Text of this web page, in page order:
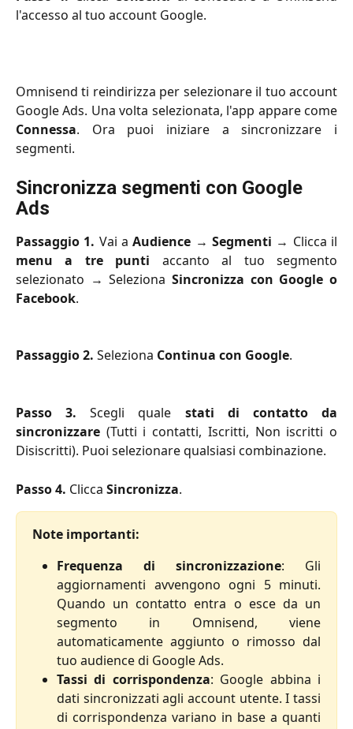
l'accesso al tuo account Google.
Omnisend ti reindirizza per selezionare il tuo account
Google Ads. Una volta selezionata, l'app appare come
Connessa. Ora puoi iniziare a sincronizzare i
segmenti.
Sincronizza segmenti con Google
Ads
Passaggio 1. Vai aAudience →Segmenti → Clicca il
menu a tre punti accanto al tuo segmento
selezionato → Seleziona Sincronizza con Google o
Facebook.
Passaggio 2. Seleziona Continua con Google.
Passo 3. Scegli quale stati di contatto da
sincronizzare (Tutti i contatti, Iscritti, Non iscritti o
Disiscritti). Puoi selezionare qualsiasi combinazione.
Passo 4. Clicca Sincronizza.
Note importanti:
Frequenza di sincronizzazione: Gli
aggiornamenti avvengono ogni 5 minuti.
Quando un contatto entra o esce da un
segmento in Omnisend, viene
automaticamente aggiunto o rimosso dal
tuo audience di Google Ads.
Tassi di corrispondenza: Google abbina i
dati sincronizzati agli account utente. I tassi
di corrispondenza variano in base a quanti